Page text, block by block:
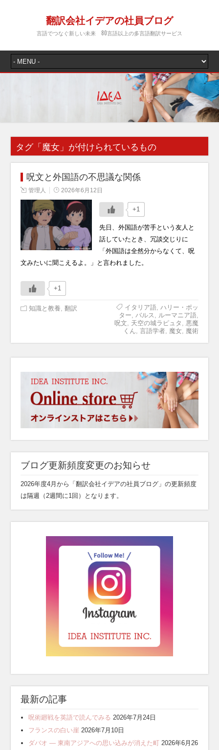
翻訳会社イデアの社員ブログ
言語でつなぐ新しい未来 80言語以上の多言語翻訳サービス
タグ「魔女 」が付けられているもの
呪文と外国語の不思議な関係
管理人 2026年6月12日
+1
先日、外国語が苦手という友人と
話していたとき、冗談交じりに
「外国語は全然分からなくて、呪
文みたいに聞こえるよ。」と言われました。
+1
知識と教養 ,翻訳 イタリア語, ハリー・ポッ
ター
バルス ルーマニア語,
呪文
天空の城ラピュタ
悪魔
くん 言語学者, 魔女, 魔術
ブログ更新頻度変更のお知らせ
2026年度4月から「翻訳会社イデアの社員ブログ」の更新頻度
は隔週（2週間に1回）となります。
最新の記事
呪術廻戦を英語で読んでみる 2026年7月24日
フランスの白い崖 2026年7月10日
ダバオ ― 東南アジアへの思い込みが消えた町 2026年6月26